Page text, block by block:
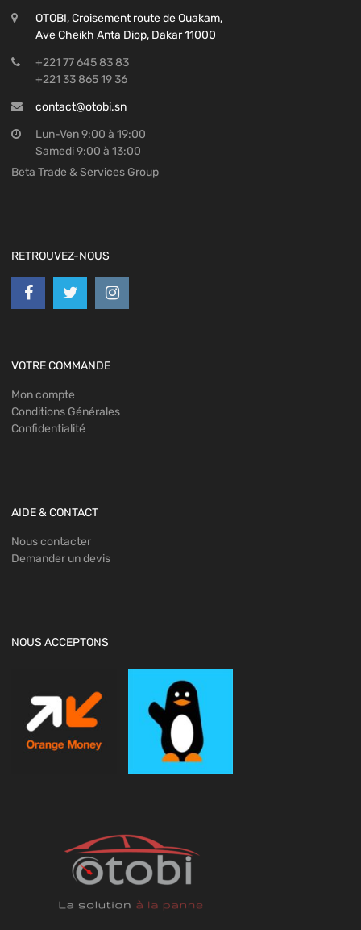
OTOBI, Croisement route de Ouakam,
Ave Cheikh Anta Diop, Dakar 11000
+221 77 645 83 83
+221 33 865 19 36
contact@otobi.sn
Lun-Ven 9:00 à 19:00
Samedi 9:00 à 13:00
Beta Trade & Services Group
RETROUVEZ-NOUS
VOTRE COMMANDE
Mon compte
Conditions Générales
Confidentialité
AIDE & CONTACT
Nous contacter
Demander un devis
NOUS ACCEPTONS